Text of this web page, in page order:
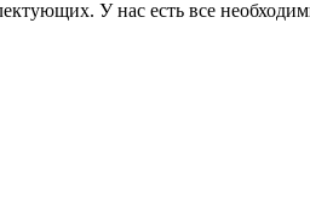
У нас есть все